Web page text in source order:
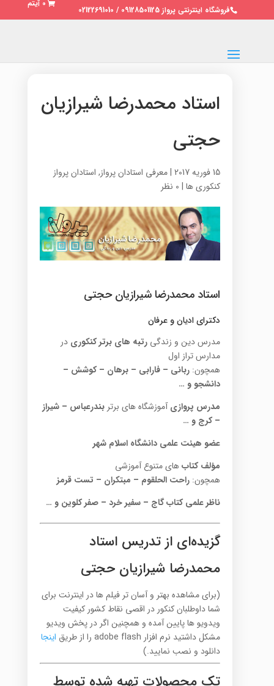
فروشگاه اینترنتی پرواز 09128501125 / 02122691010
0 آیتم
استاد محمدرضا شیرازیان
حجتی
15 فوریه 2017 |معرفی استادان پرواز, استادان پرواز
کنکوری ها| 0 نظر
استاد محمدرضا شیرازیان حجتی
دکترای ادیان و عرفان
مدرس دین و زندگی رتبه های برتر کنکوری در
مدارس تراز اول
همچون: ربانی – فارابی – برهان – کوشش –
دانشجو و …
مدرس پروازیآموزشگاه های برتر بندرعباس – شیراز
– کرج و …
عضو هیئت علمی دانشگاه اسلام شهر
مؤلف کتابهای متنوع آموزشی
همچون: راحت الحلقوم – مبتکران – تست قرمز
ناظر علمی کتاب گاج – سفیر خرد – صفر کلوین و …
گزیده‌ای از تدریس استاد
محمدرضا شیرازیان حجتی
(برای مشاهده بهتر و آسان تر فیلم ها در اینترنت برای
شما داوطلبان کنکور در اقصی نقاط کشور کیفیت
ویدویو ها پایین آمده و همچنین اگر در پخش ویدیو
مشکل داشتید نرم افزار adobe flash را از طریق
اینجا
دانلود و نصب نمایید.)
تک محصولات تهیه شده توسط